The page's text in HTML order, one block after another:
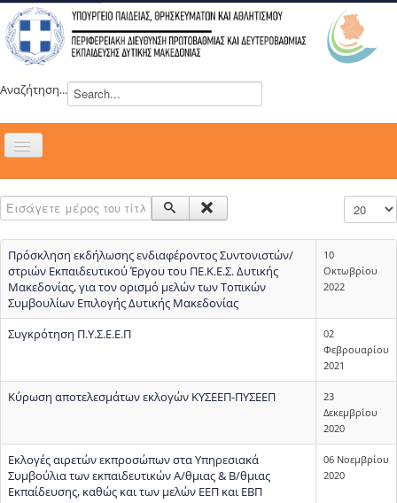
Αναζήτηση...
Εναλλαγή
ΝΕΑ
ΣΥΜΒΟΥΛΙΑ
ΕΥΡΩΠΑΪΚΑ ΠΡΟΓΡΑΜΜΑΤΑ
ΜΑΘΗΤΕΙΑ
ΔΡΑΣΕΙΣ
ΕΞ ΑΠΟΣΤΑΣΕΩΣ ΕΚΠΑΙΔΕΥΣΗ
Εισάγετε μέρος του τίτλου.
Πρόσκληση εκδήλωσης ενδιαφέροντος Συντονιστών/
στριών Εκπαιδευτικού Έργου του ΠΕ.Κ.Ε.Σ. Δυτικής
Μακεδονίας, για τον ορισμό μελών των Τοπικών
Συμβουλίων Επιλογής Δυτικής Μακεδονίας
10
Οκτωβρίου
2022
Συγκρότηση Π.Υ.Σ.Ε.Ε.Π
02
Φεβρουαρίου
2021
Κύρωση αποτελεσμάτων εκλογών ΚΥΣΕΕΠ-ΠΥΣΕΕΠ
23
Δεκεμβρίου
2020
Εκλογές αιρετών εκπροσώπων στα Υπηρεσιακά
Συμβούλια των εκπαιδευτικών Α/θμιας & Β/θμιας
Εκπαίδευσης, καθώς και των μελών ΕΕΠ και ΕΒΠ
06 Νοεμβρίου
2020